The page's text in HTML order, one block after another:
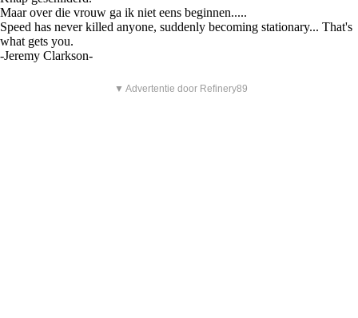
Maar over die vrouw ga ik niet eens beginnen.....
Speed has never killed anyone, suddenly becoming stationary... That's
what gets you.
-Jeremy Clarkson-
▼ Advertentie door Refinery89